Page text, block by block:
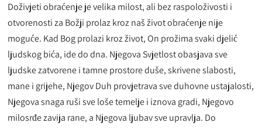
Doživjeti obraćenje je velika milost, ali bez raspoloživosti i
otvorenosti za Božji prolaz kroz naš život obraćenje nije
moguće. Kad Bog prolazi kroz život, On prožima svaki djelić
ljudskog bića, ide do dna. Njegova Svjetlost obasjava sve
ljudske zatvorene i tamne prostore duše, skrivene slabosti,
mane i grijehe, Njegov Duh provjetrava sve duhovne ustajalosti,
Njegova snaga ruši sve loše temelje i iznova gradi, Njegovo
milosrđe zavija rane, a Njegova ljubav sve upravlja. Do